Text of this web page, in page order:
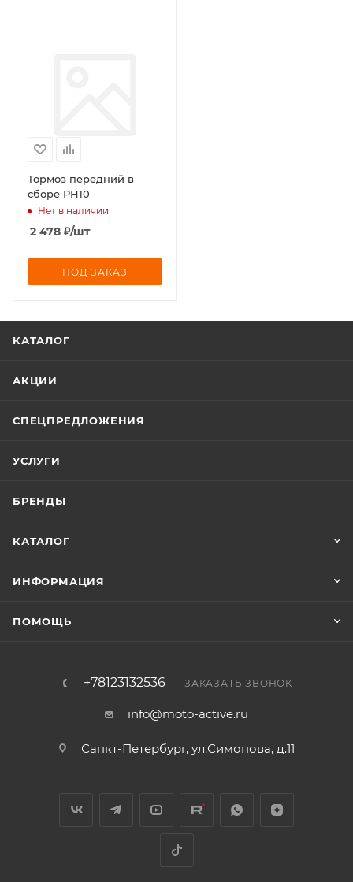
Тормоз передний в
сборе PH10
Нет в наличии
2 478 ₽/шт
ПОД ЗАКАЗ
КАТАЛОГ
АКЦИИ
СПЕЦПРЕДЛОЖЕНИЯ
УСЛУГИ
БРЕНДЫ
КАТАЛОГ
ИНФОРМАЦИЯ
ПОМОЩЬ
+78123132536 ЗАКАЗАТЬ ЗВОНОК
info@moto-active.ru
Санкт-Петербург, ул.Симонова, д.11